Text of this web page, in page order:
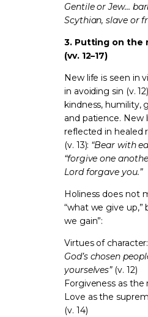
Gentile or Jew…
Scythian, slave or
3. Putting on the
(vv. 12–17)
New life is seen in
in avoiding sin (v.
kindness, humility,
and patience. New
reflected in healed
(v. 13): “Bear with
“forgive one
Lord forgave you.”
Holiness does not
“what we give up,”
we gain”:
Virtues of character:
God’s chosen
yourselves”(v. 12)
Forgiveness as the
Love as the
(v. 14)